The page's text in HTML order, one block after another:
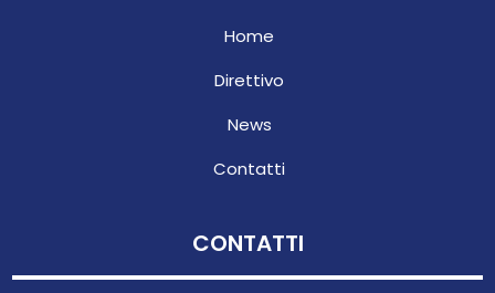
Home
Direttivo
News
Contatti
CONTATTI